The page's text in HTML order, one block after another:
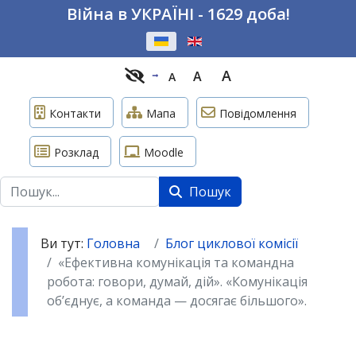
Війна в УКРАЇНІ - 1629 доба!
A A A
Контакти Мапа Повідомлення
Розклад Moodle
Пошук Пошук
Ви тут: Головна
Блог циклової комісії
«Ефективна комунікація та командна
робота: говори, думай, дій». «Комунікація
об’єднує, а команда — досягає більшого».